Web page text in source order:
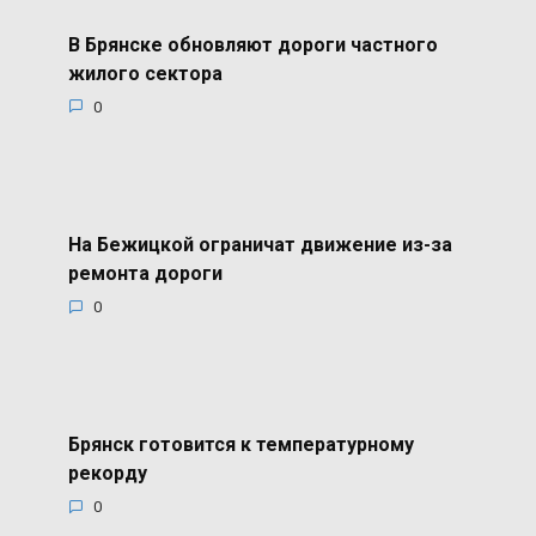
В Брянске обновляют дороги частного
жилого сектора
0
На Бежицкой ограничат движение из-за
ремонта дороги
0
Брянск готовится к температурному
рекорду
0